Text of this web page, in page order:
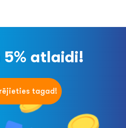
5% atlaidi!
tagad!